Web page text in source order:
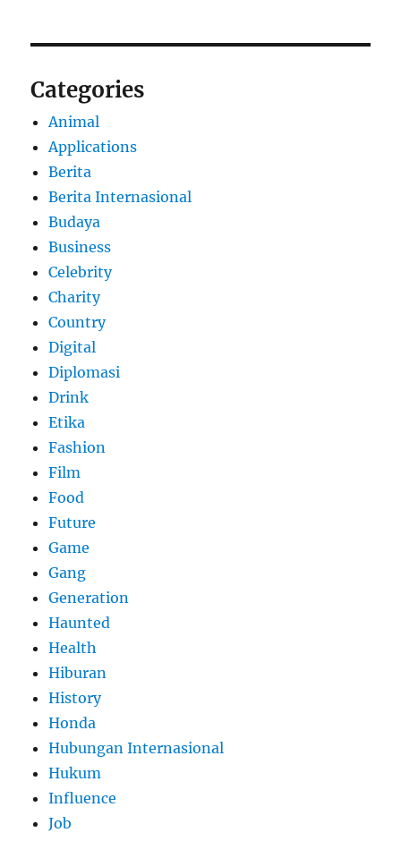
Categories
Animal
Applications
Berita
Berita Internasional
Budaya
Business
Celebrity
Charity
Country
Digital
Diplomasi
Drink
Etika
Fashion
Film
Food
Future
Game
Gang
Generation
Haunted
Health
Hiburan
History
Honda
Hubungan Internasional
Hukum
Influence
Job